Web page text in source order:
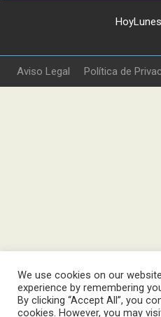
We use cookies on our
experience by remembering
By clicking “Accept All”, you
cookies. However, you may
Aviso Legal Política de